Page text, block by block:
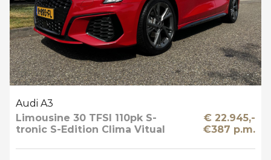
Audi A3
Limousine 30 TFSI 110pk S-
tronic S-Edition Clima Vitual
€ 22.945,-
€387 p.m.